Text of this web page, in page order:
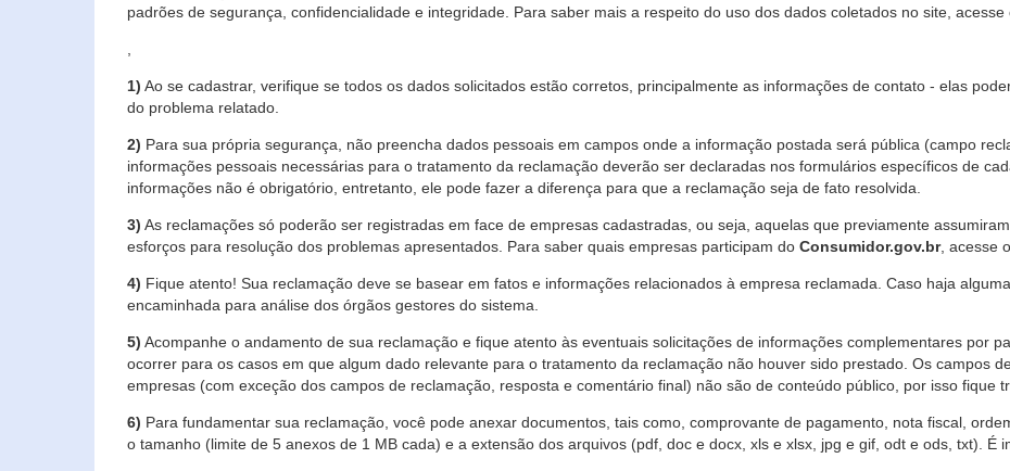
padrões de segurança, confidencialidade e integridade. Para saber mais a respeito do uso dos dados coletados no site, acesse
1) Ao se cadastrar, verifique se todos os dados solicitados estão corretos, principalmente as informações de contato - elas
do problema relatado.
2) Para sua própria segurança, não preencha dados pessoais em campos onde a informação postada será pública (campo
informações pessoais necessárias para o tratamento da reclamação deverão ser declaradas nos formulários específicos de
informações não é obrigatório, entretanto, ele pode fazer a diferença para que a reclamação seja de fato resolvida.
3) As reclamações só poderão ser registradas em face de empresas cadastradas, ou seja, aquelas que previamente
esforços para resolução dos problemas apresentados. Para saber quais empresas participam do Consumidor.gov.br, acesse
4) Fique atento! Sua reclamação deve se basear em fatos e informações relacionados à empresa reclamada. Caso haja
encaminhada para análise dos órgãos gestores do sistema.
5) Acompanhe o andamento de sua reclamação e fique atento às eventuais solicitações de informações complementares por
ocorrer para os casos em que algum dado relevante para o tratamento da reclamação não houver sido prestado. Os campos
empresas (com exceção dos campos de reclamação, resposta e comentário final) não são de conteúdo público, por isso fique
6) Para fundamentar sua reclamação, você pode anexar documentos, tais como, comprovante de pagamento, nota fiscal,
o tamanho (limite de 5 anexos de 1 MB cada) e a extensão dos arquivos (pdf, doc e docx, xls e xlsx, jpg e gif, odt e ods, txt). É